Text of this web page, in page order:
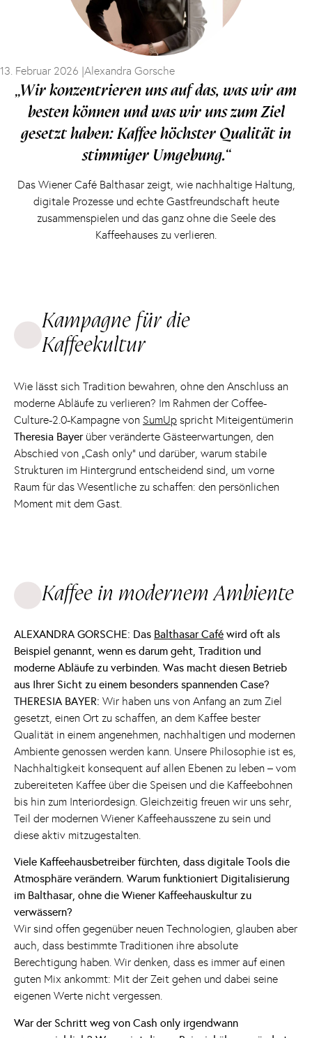
13. Februar 2026 |Alexandra Gorsche
„Wir konzentrieren uns auf das, was wir am
besten können und was wir uns zum Ziel
gesetzt haben: Kaffee höchster Qualität in
stimmiger Umgebung.“
Das Wiener Café Balthasar zeigt, wie nachhaltige Haltung,
digitale Prozesse und echte Gastfreundschaft heute
zusammenspielen und das ganz ohne die Seele des
Kaffeehauses zu verlieren.
Kampagne für die
Kaffeekultur
Wie lässt sich Tradition bewahren, ohne den Anschluss an
moderne Abläufe zu verlieren? Im Rahmen der Coffee-
Culture-2.0-Kampagne von SumUp spricht Miteigentümerin
Theresia Bayerüber veränderte Gästeerwartungen, den
Abschied von „Cash only“ und darüber, warum stabile
Strukturen im Hintergrund entscheidend sind, um vorne
Raum für das Wesentliche zu schaffen: den persönlichen
Moment mit dem Gast.
Kaffee in modernem Ambiente
ALEXANDRA GORSCHE: Das Balthasar Café wird oft als
Beispiel genannt, wenn es darum geht, Tradition und
moderne Abläufe zu verbinden. Was macht diesen Betrieb
aus Ihrer Sicht zu einem besonders spannenden Case?
THERESIA BAYER: Wir haben uns von Anfang an zum Ziel
gesetzt, einen Ort zu schaffen, an dem Kaffee bester
Qualität in einem angenehmen, nachhaltigen und modernen
Ambiente genossen werden kann. Unsere Philosophie ist es,
Nachhaltigkeit konsequent auf allen Ebenen zu leben – vom
zubereiteten Kaffee über die Speisen und die Kaffeebohnen
bis hin zum Interiordesign. Gleichzeitig freuen wir uns sehr,
Teil der modernen Wiener Kaffeehausszene zu sein und
diese aktiv mitzugestalten.
Viele Kaffeehausbetreiber fürchten, dass digitale Tools die
Atmosphäre verändern. Warum funktioniert Digitalisierung
im Balthasar, ohne die Wiener Kaffeehauskultur zu
verwässern?
Wir sind offen gegenüber neuen Technologien, glauben aber
auch, dass bestimmte Traditionen ihre absolute
Berechtigung haben. Wir denken, dass es immer auf einen
guten Mix ankommt: Mit der Zeit gehen und dabei seine
eigenen Werte nicht vergessen.
War der Schritt weg von Cash only irgendwann